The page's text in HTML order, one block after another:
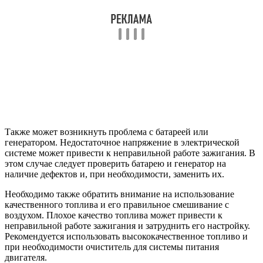
Также может возникнуть проблема с батареей или
генератором. Недостаточное напряжение в электрической
системе может привести к неправильной работе зажигания. В
этом случае следует проверить батарею и генератор на
наличие дефектов и, при необходимости, заменить их.
Необходимо также обратить внимание на использование
качественного топлива и его правильное смешивание с
воздухом. Плохое качество топлива может привести к
неправильной работе зажигания и затруднить его настройку.
Рекомендуется использовать высококачественное топливо и
при необходимости очиститель для системы питания
двигателя.